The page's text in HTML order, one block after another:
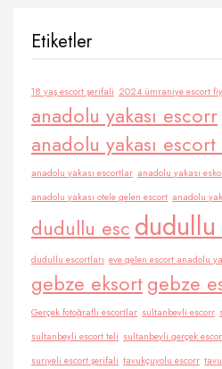
Etiketler
18 yaş escort şerifali 2024 ümraniye escort
anadolu yakası escorr
anadolu yakası escort
anadolu yakası escortlar anadolu yakası
anadolu yakası otele gelen escort anadolu
dudullu esc
dudullu escortları eve gelen escort anadolu
gebze eksortgebze
Gerçek fotoğraflı escortlar sultanbeyli escorr
sultanbeyli escort teli sultanbeyli gerçek
suriyeli escort şerifali tavukçuyolu escorr